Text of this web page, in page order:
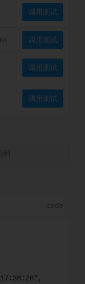
调用测试
调用测试
调用测试
调用测试
明
17:38:26",